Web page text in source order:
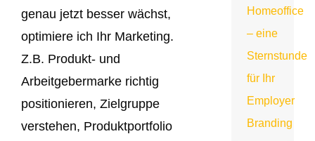
genau jetzt besser wächst,
optimiere ich Ihr Marketing.
Z.B. Produkt- und
Arbeitgebermarke richtig
positionieren, Zielgruppe
verstehen, Produktportfolio
Homeoffice
– eine
Sternstunde
für Ihr
Employer
Branding